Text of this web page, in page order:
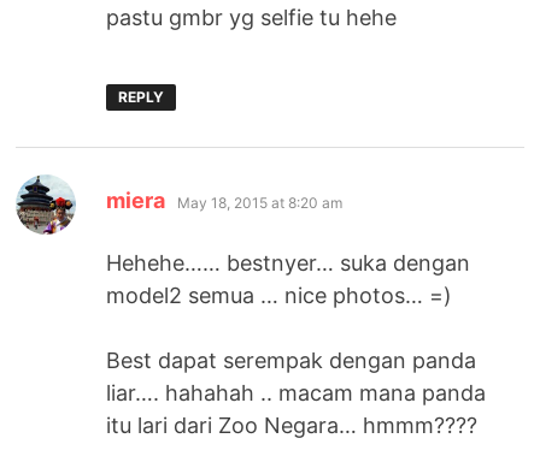
pastu gmbr yg selfie tu hehe
REPLY
miera says:
May 18, 2015 at 8:20 am
Hehehe…… bestnyer… suka dengan
model2 semua … nice photos… =)
Best dapat serempak dengan panda
liar…. hahahah .. macam mana panda
itu lari dari Zoo Negara… hmmm????